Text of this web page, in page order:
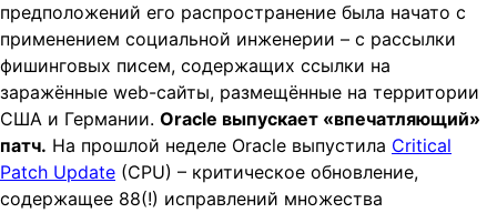
предположений его распространение была начато с
применением социальной инженерии – с рассылки
фишинговых писем, содержащих ссылки на
заражённые web-сайты, размещённые на территории
США и Германии. Oracle выпускает «впечатляющий»
патч. На прошлой неделе Oracle выпустила Critical
Patch Update (CPU) – критическое обновление,
содержащее 88(!) исправлений множества